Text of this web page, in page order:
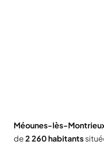
Méounes-lès-
de2 260 habitants